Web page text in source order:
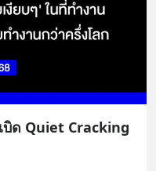
บิด Quiet Cracking